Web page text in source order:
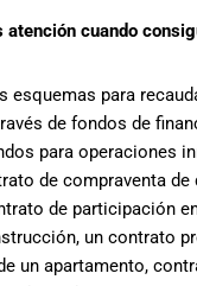
atención cuando
esquemas para
de fondos de
para operaciones
de compraventa de
de participación
un contrato
un apartamento,